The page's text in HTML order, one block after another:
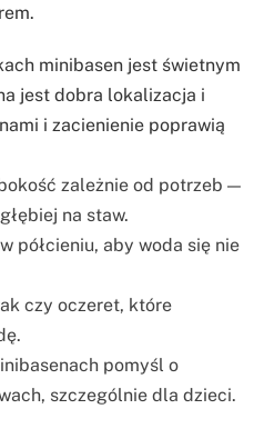
minibasen jest świetnym
jest dobra lokalizacja i
i zacienienie poprawią
zależnie od potrzeb —
na staw.
półcieniu, aby woda się nie
czy oczeret, które
pomyśl o
szczególnie dla dzieci.